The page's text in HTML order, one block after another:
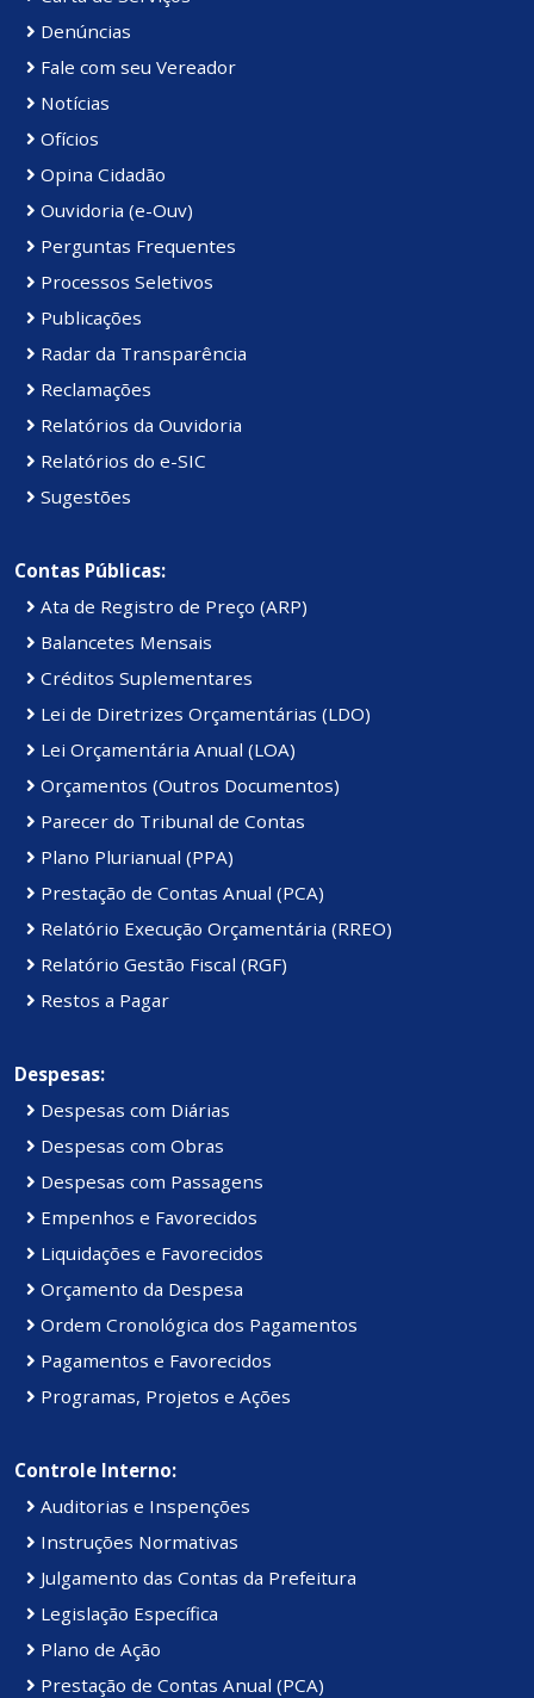
Denúncias
Fale com seu Vereador
Notícias
Ofícios
Opina Cidadão
Ouvidoria (e-Ouv)
Perguntas Frequentes
Processos Seletivos
Publicações
Radar da Transparência
Reclamações
Relatórios da Ouvidoria
Relatórios do e-SIC
Sugestões
Contas Públicas:
Ata de Registro de Preço (ARP)
Balancetes Mensais
Créditos Suplementares
Lei de Diretrizes Orçamentárias (LDO)
Lei Orçamentária Anual (LOA)
Orçamentos (Outros Documentos)
Parecer do Tribunal de Contas
Plano Plurianual (PPA)
Prestação de Contas Anual (PCA)
Relatório Execução Orçamentária (RREO)
Relatório Gestão Fiscal (RGF)
Restos a Pagar
Despesas:
Despesas com Diárias
Despesas com Obras
Despesas com Passagens
Empenhos e Favorecidos
Liquidações e Favorecidos
Orçamento da Despesa
Ordem Cronológica dos Pagamentos
Pagamentos e Favorecidos
Programas, Projetos e Ações
Controle Interno:
Auditorias e Inspenções
Instruções Normativas
Julgamento das Contas da Prefeitura
Legislação Específica
Plano de Ação
Prestação de Contas Anual (PCA)